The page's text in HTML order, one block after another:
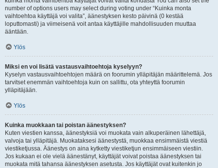
number of options users may select during voting under “Kuinka monta
vaihtoehtoa käyttäjä voi valita”, äänestyksen kesto päivinä (0 kestää
loputtomasti) ja viimeisenä voit antaa käyttäjille mahdollisuuden muuttaa
ääntään.
Ylös
Miksi en voi lisätä vastausvaihtoehtoja kyselyyn?
Kyselyn vastausvaihtoehtojen määrä on foorumin ylläpitäjän määrittelemä. Jos
tarvitset enemmän vaihtoehtoja kuin on sallittu, ota yhteyttä foorumin
ylläpitäjään.
Ylös
Kuinka muokkaan tai poistan äänestyksen?
Kuten viestien kanssa, äänestyksiä voi muokata vain alkuperäinen lähettäjä,
valvoja tai ylläpitäjä. Muokataksesi äänestystä, muokkaa ensimmäistä viestiä
viestiketjussa. Äänestys on aina kytketty viestiketjun ensimmäiseen viestiin.
Jos kukaan ei ole vielä äänestänyt, käyttäjät voivat poistaa äänestyksen tai
muokata mitä tahansa äänestyksen asetusta. Jos käyttäjät ovat kuitenkin jo